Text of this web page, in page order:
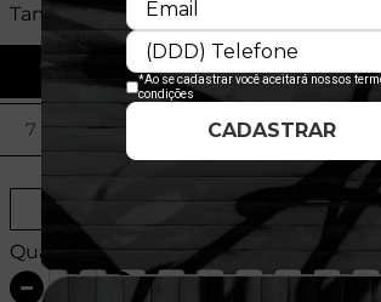
Tamanhos:
7 7 1/8 7 3/8
7 5/8 7 7/8
Quantidade: